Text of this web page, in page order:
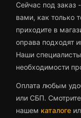
Сейчас под заказ
вами, как только
приходите в
оправа подходят
Наши
необходимости
Оплата любым
или СБП.
нашем каталоге